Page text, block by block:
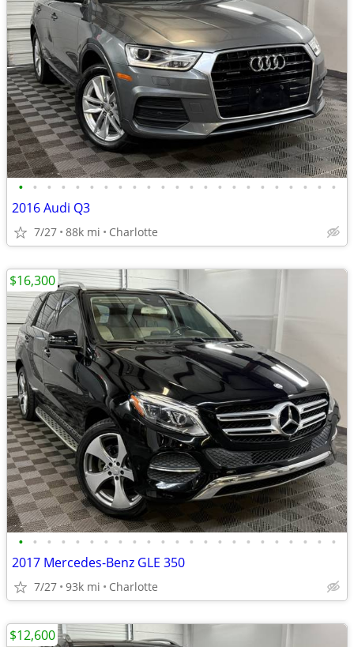
• • • • • • • • • • • • • • • • • • • • • • •
2016 Audi Q3
7/27 88k mi Charlotte
• • • • • • • • • • • • • • • • • • • • • • •
2017 Mercedes-Benz GLE 350
7/27 93k mi Charlotte
$16,300
$12,600